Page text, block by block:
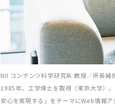
NII コンテンツ科学研究系 教授／所長
1985年、工学博士を取得（東京大学）
安心を実現する」をテーマにWeb情報ア